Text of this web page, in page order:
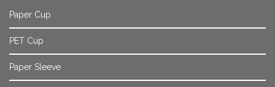
Paper Cup
PET Cup
Paper Sleeve